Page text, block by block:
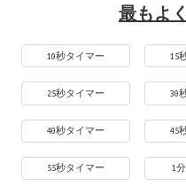
最もよ
10秒タイマー 15
25秒タイマー 30
40秒タイマー 45
55秒タイマー 1